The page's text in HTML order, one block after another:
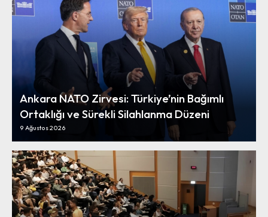
Ankara NATO Zirvesi: Türkiye’nin Bağımlı
Ortaklığı ve Sürekli Silahlanma Düzeni
9 Ağustos 2026